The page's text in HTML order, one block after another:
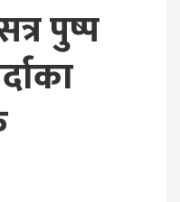
पुष्प